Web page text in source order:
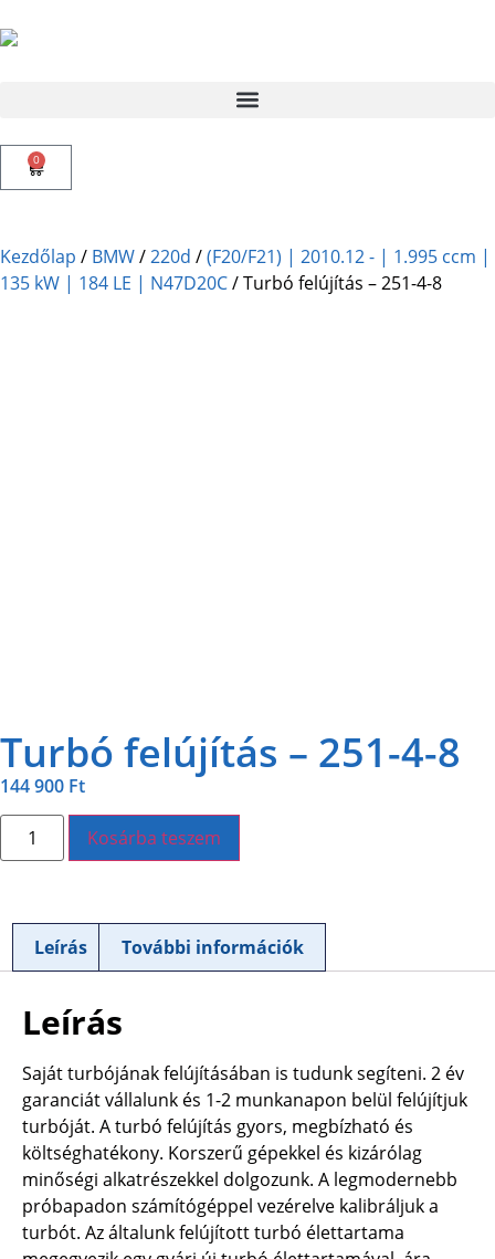
0
Kezdőlap / BMW/220d /(F20/F21) | 2010.12 - | 1.995 ccm |
135 kW | 184 LE | N47D20C/ Turbó felújítás – 251-4-8
Turbó felújítás – 251-4-8
144 900 Ft
Kosárba teszem
Leírás További információk
Leírás
Saját turbójának felújításában is tudunk segíteni. 2 év
garanciát vállalunk és 1-2 munkanapon belül felújítjuk
turbóját. A turbó felújítás gyors, megbízható és
költséghatékony. Korszerű gépekkel és kizárólag
minőségi alkatrészekkel dolgozunk. A legmodernebb
próbapadon számítógéppel vezérelve kalibráljuk a
turbót. Az általunk felújított turbó élettartama